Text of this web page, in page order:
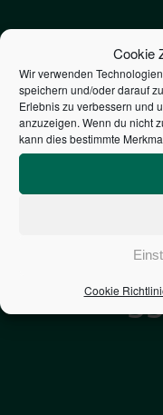
Cookie
Wir verwenden
speichern und/oder darauf
Erlebnis zu verbessern und
anzuzeigen. Wenn du nicht
kann dies bestimmte
Cookie